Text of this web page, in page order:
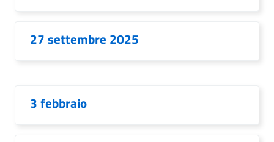
27 settembre 2025
3 febbraio